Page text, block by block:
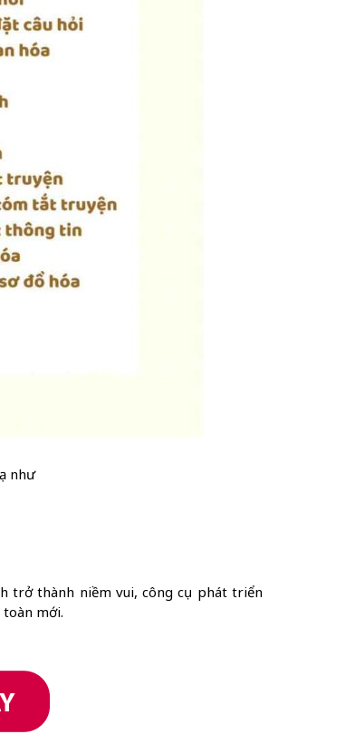
như
trở thành niềm vui, công cụ phát triển
mới.